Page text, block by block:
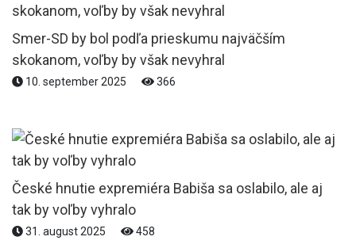
Smer-SD by bol podľa prieskumu najväčším
skokanom, voľby by však nevyhral
10. september 2025 366
České hnutie expremiéra Babiša sa oslabilo, ale aj
tak by voľby vyhralo
31. august 2025 458